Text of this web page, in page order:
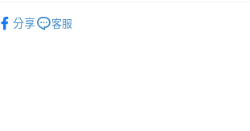
每筆NT$80，滿NT$1,000(含以上)免運費
分享
客服